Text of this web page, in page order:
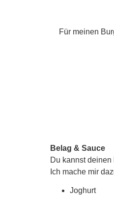
Für meinen
Belag & Sauce
Du kannst
Ich mache mir
Joghurt